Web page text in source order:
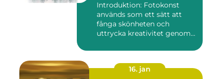
Introduktion: Fotokonst
används som ett sätt att
fånga skönheten och
uttrycka kreativitet genom
16. jan